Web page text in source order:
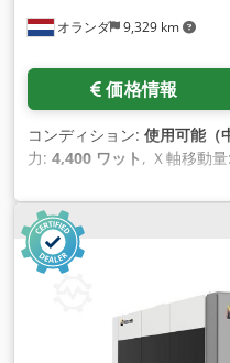
オランダ 9,329 km
価格情報
コンディション: 使用可能（
力: 4,400 ワット , Ｘ軸移動量: